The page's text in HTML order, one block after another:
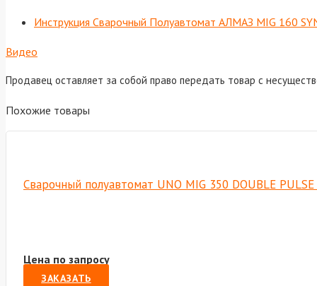
Инструкция Сварочный Полуавтомат АЛМАЗ MIG 160
Видео
Продавец оставляет за собой право передать товар с
Похожие товары
Сварочный полуавтомат UNO MIG 350 DOUBLE
Цена по запросу
ЗАКАЗАТЬ